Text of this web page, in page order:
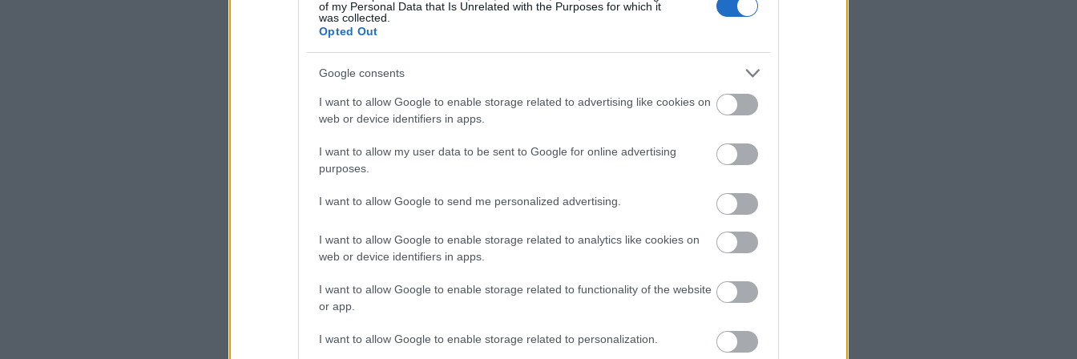
of my Personal Data that Is Unrelated with the Purposes for which it
was collected.
Opted Out
Google consents
I want to allow Google to enable storage related to advertising like cookies on
web or device identifiers in apps.
I want to allow my user data to be sent to Google for online advertising
purposes.
I want to allow Google to send me personalized advertising.
I want to allow Google to enable storage related to analytics like cookies on
web or device identifiers in apps.
I want to allow Google to enable storage related to functionality of the website
or app.
I want to allow Google to enable storage related to personalization.
67.746 δικαιούχους για την αγορά
λιπασμάτων
Stoxx 600
19:06
Κορυφώνεται η έξοδος των εκδρομέων
- Στο 100% η πληρότητα σε πολλά
Η Ιταλία απαντά στην Ισπανία: «Δεν
Flexopack: Στα 6,49 εκατ. ευρώ το
μετοχικό κεφάλαιο μετά την άσκηση
stock options
λεωφορειακές γραμμές με την
επέκταση του Μετρό στην Καλαμαριά
Μπήτρος: Τροποποιήθηκε η συμφωνία
εξυγίανσης θυγατρικής